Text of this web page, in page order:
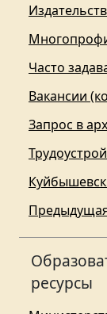
Часто
Вакансии
Запрос в
ресурсы